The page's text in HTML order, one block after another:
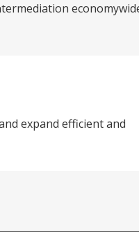
expand efficient and